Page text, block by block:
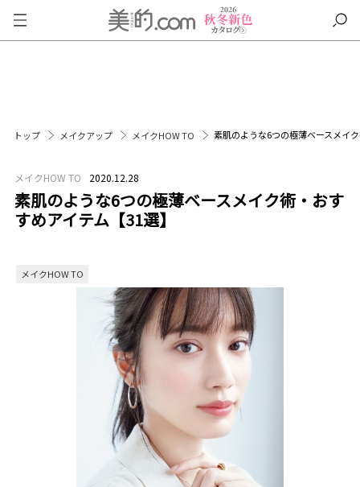
トップ メイクアップ メイクHOW TO 素肌のような6つの極薄ベースメイ
メイクHOW TO 2020.12.28
素肌のような6つの極薄ベースメイク術・おす
すめアイテム【31選】
メイクHOW TO